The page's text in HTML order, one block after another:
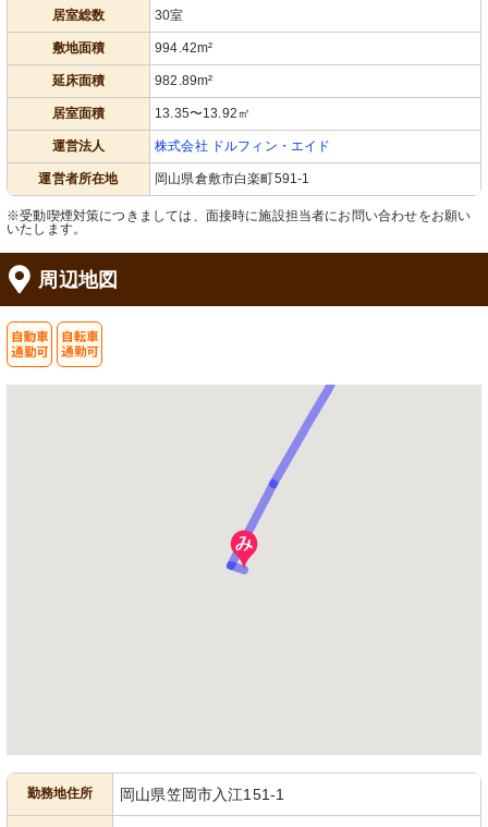
スタッフルーム
明るい受付には季節感ある装飾があ
り、優しい雰囲気が漂います。
安全に配慮した椅子と手すりが備わっ
掲示物
彩り豊かな手作りの飾りが温かい雰囲
居室総数 30室
敷地面積 994.42m²
延床面積 982.89m²
居室面積 13.35〜13.92㎡
運営法人 株式会社 ドルフィン・エイド
運営者所在地 岡山県倉敷市白楽町591-1
※受動喫煙対策につきましては、面接時に施設担当者にお問い合わせをお願い
いたします。
周辺地図
勤務地住所 岡山県笠岡市入江151-1